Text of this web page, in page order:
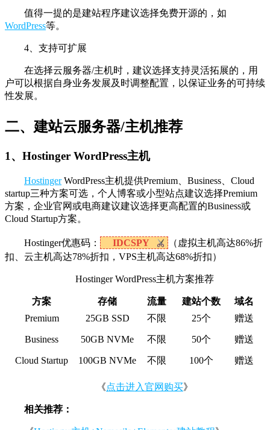
值得一提的是建站程序建议选择免费开源的，如
WordPress等。
4、支持可扩展
在选择云服务器/主机时，建议选择支持灵活拓展的，用
户可以根据自身业务发展及时调整配置，以保证业务的可持续
性发展。
二、建站云服务器/主机推荐
1、Hostinger WordPress主机
HostingerWordPress主机提供Premium、Business、Cloud
startup三种方案可选，个人博客或小型站点建议选择Premium
方案，企业官网或电商建议建议选择更高配置的Business或
Cloud Startup方案。
Hostinger优惠码： IDCSPY
（虚拟主机高达86%折
扣、云主机高达78%折扣，VPS主机高达68%折扣）
Hostinger WordPress主机方案推荐
方案 存储 流量 建站个数
域名
Premium
25GB SSD 不限 25个 赠送
Business 50GB NVMe 不限 50个 赠送
Cloud Startup 100GB NVMe 不限 100个 赠送
《点击进入官网购买》
相关推荐：